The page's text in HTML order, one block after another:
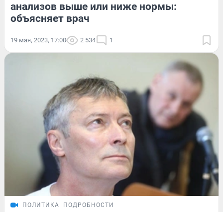
анализов выше или ниже нормы:
объясняет врач
19 мая, 2023, 17:00 2 534 1
ПОЛИТИКА ПОДРОБНОСТИ